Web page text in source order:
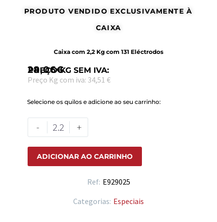
PRODUTO VENDIDO EXCLUSIVAMENTE À
CAIXA
Caixa com 2,2 Kg com 131 Eléctrodos
PREÇO KG SEM IVA:
28,06€
Preço Kg com iva: 34,51 €
Selecione os quilos e adicione ao seu carrinho:
- +
ADICIONAR AO CARRINHO
Ref: E929025
Categorias: Especiais